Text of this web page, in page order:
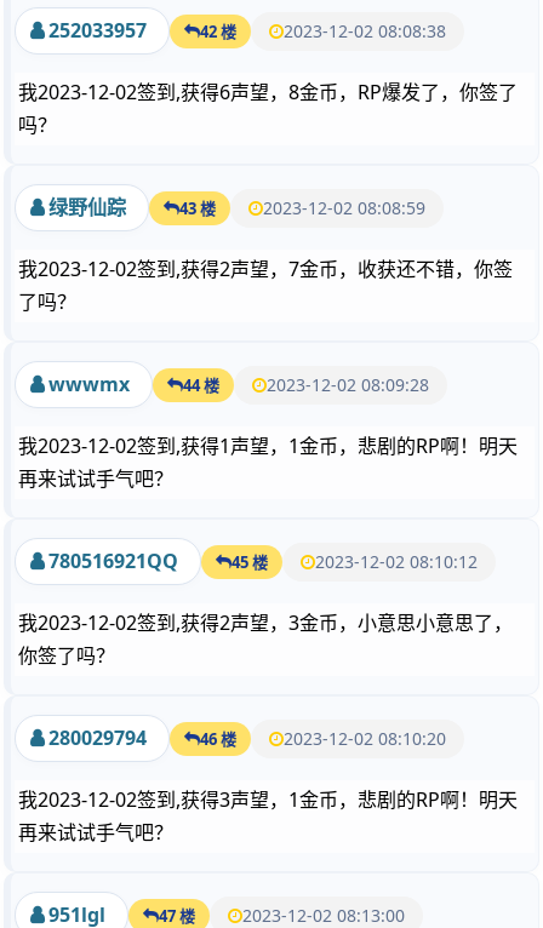
252033957 42 楼 2023-12-02 08:08:38
我2023-12-02签到,获得6声望，8金币，RP爆发了，你签了
吗？
绿野仙踪 43 楼 2023-12-02 08:08:59
我2023-12-02签到,获得2声望，7金币，收获还不错，你签
了吗？
wwwmx 44 楼 2023-12-02 08:09:28
我2023-12-02签到,获得1声望，1金币，悲剧的RP啊！明天
再来试试手气吧？
780516921QQ 45 楼 2023-12-02 08:10:12
我2023-12-02签到,获得2声望，3金币，小意思小意思了，
你签了吗？
280029794 46 楼 2023-12-02 08:10:20
我2023-12-02签到,获得3声望，1金币，悲剧的RP啊！明天
再来试试手气吧？
951lgl 47 楼 2023-12-02 08:13:00